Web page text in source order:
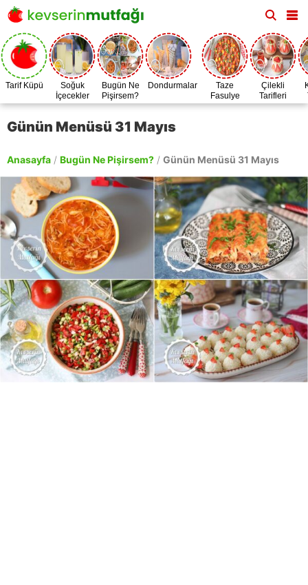
Tarif Küpü
Soğuk
İçecekler
Bugün Ne
Pişirsem?
Dondurmalar
Taze
Fasulye
Zamanı
Çilekli
Tarifleri
Günün Menüsü 31 Mayıs
Anasayfa / Bugün Ne Pişirsem? / Günün Menüsü 31 Mayıs